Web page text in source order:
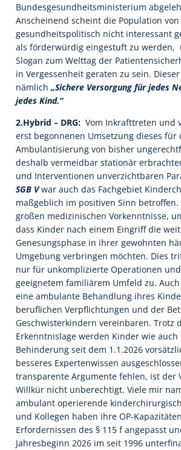
Bundesgesundheitsministerium
Anscheinend scheint die Population
gesundheitspolitisch nicht interessant
als förderwürdig eingestuft zu werden,
Slogan zum Welttag der
in Vergessenheit geraten zu sein.
nämlich „Sichere Versorgung für jedes
jedes Kind.“
2.Hybrid – DRG: Vom Inkrafttreten und
erst begonnenen Umsetzung dieses für
Ambulantisierung von bisher
deshalb vermeidbar stationär
und Interventionen unverzichtbaren
SGB Vwar auch das Fachgebiet
maßgeblich im positiven Sinn
großen medizinischen Vorkenntnisse,
dass Kinder nach einem Eingriff die
Genesungsphase in ihrer gewohnten
Umgebung verbringen möchten. Dies
nur für unkomplizierte Operationen
geeignetem familiärem Umfeld zu.
eine ambulante Behandlung ihres
beruflichen Verpflichtungen und der
Geschwisterkindern vereinbaren. Trotz
Erkenntnislage werden Kinder wie
Behinderung seit dem 1.1.2026
besseres Expertenwissen
transparente Argumente fehlen, ist der
Willkür nicht unberechtigt. Viele mir
ambulant operierende
und Kollegen haben ihre OP-
Erfordernissen des § 115 f angepasst
Jahresbeginn 2026 im seit 1996